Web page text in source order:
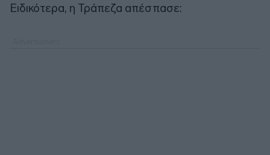
Ειδικότερα, η Τράπεζα απέσπασε: